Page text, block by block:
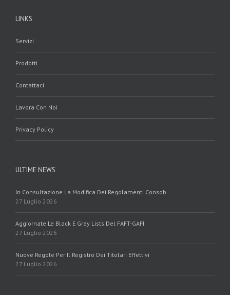
LINKS
Servizi
Prodotti
Contattaci
Lavora Con Noi
Privacy Policy
ULTIME NEWS
In Consultazione La Modifica Dei Regolamenti Consob
27 Luglio 2026
Aggiornate Le Black E Grey Lists Del FAFT-GAFI
27 Luglio 2026
Nuove Regole Per Il Registro Dei Titolari Effettivi
27 Luglio 2026